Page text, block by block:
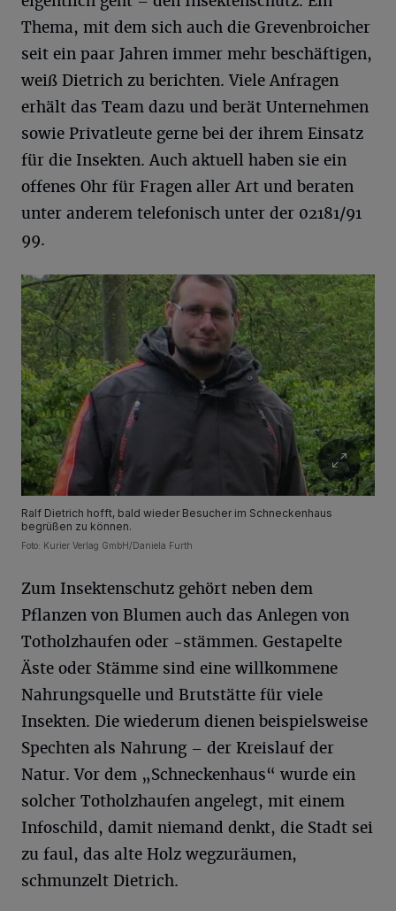
Thema, mit dem sich auch die Grevenbroicher
seit ein paar Jahren immer mehr beschäftigen,
weiß Dietrich zu berichten. Viele Anfragen
erhält das Team dazu und berät Unternehmen
sowie Privatleute gerne bei der ihrem Einsatz
für die Insekten. Auch aktuell haben sie ein
offenes Ohr für Fragen aller Art und beraten
unter anderem telefonisch unter der 02181/91
99.
Ralf Dietrich hofft, bald wieder Besucher im Schneckenhaus
begrüßen zu können.
Foto: Kurier Verlag GmbH/Daniela Furth
Zum Insektenschutz gehört neben dem
Pflanzen von Blumen auch das Anlegen von
Totholzhaufen oder -stämmen. Gestapelte
Äste oder Stämme sind eine willkommene
Nahrungsquelle und Brutstätte für viele
Insekten. Die wiederum dienen beispielsweise
Spechten als Nahrung – der Kreislauf der
Natur. Vor dem „Schneckenhaus“ wurde ein
solcher Totholzhaufen angelegt, mit einem
Infoschild, damit niemand denkt, die Stadt sei
zu faul, das alte Holz wegzuräumen,
schmunzelt Dietrich.